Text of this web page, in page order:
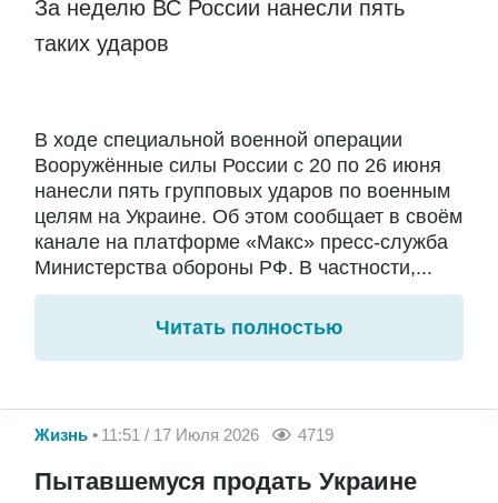
За неделю ВС России нанесли пять
таких ударов
В ходе специальной военной операции
Вооружённые силы России с 20 по 26 июня
нанесли пять групповых ударов по военным
целям на Украине. Об этом сообщает в своём
канале на платформе «Макс» пресс-служба
Министерства обороны РФ. В частности,...
Читать полностью
Жизнь 11:51 / 17 Июля 2026 4719
Пытавшемуся продать Украине